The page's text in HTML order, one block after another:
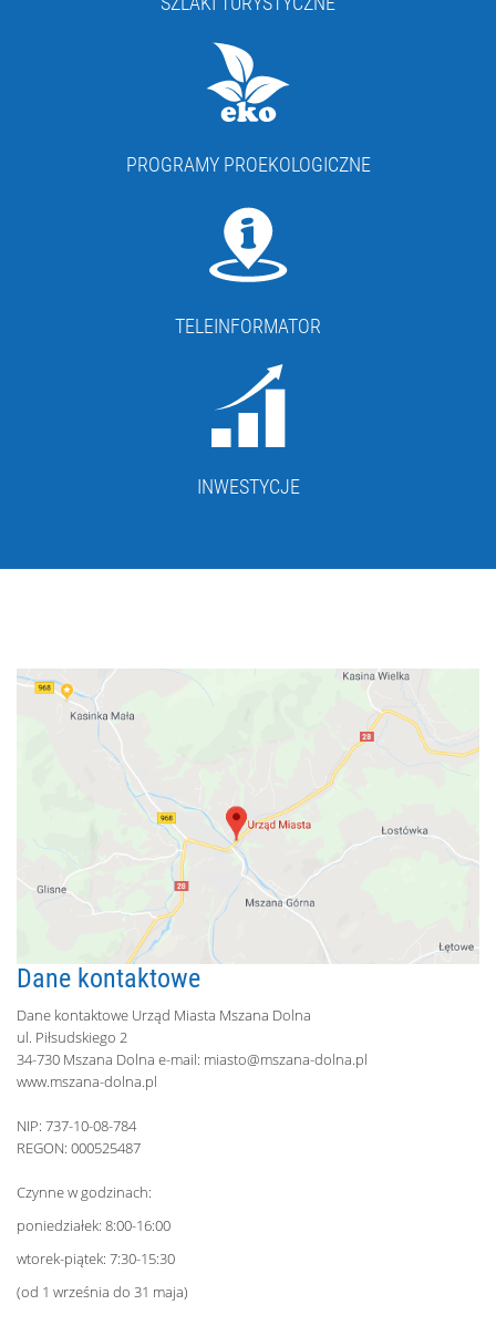
PROGRAMY PROEKOLOGICZNE
TELEINFORMATOR
INWESTYCJE
Dane kontaktowe
Dane kontaktowe Urząd Miasta Mszana Dolna
ul. Piłsudskiego 2
34-730 Mszana Dolna e-mail: miasto@mszana-dolna.pl
www.mszana-dolna.pl
NIP: 737-10-08-784
REGON: 000525487
Czynne w godzinach:
poniedziałek: 8:00-16:00
wtorek-piątek: 7:30-15:30
(od 1 września do 31 maja)